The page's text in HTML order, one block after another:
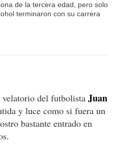
de la tercera edad, pero solo
terminaron con su carrera
velatorio del futbolista Juan
y luce como si fuera un
bastante entrado en